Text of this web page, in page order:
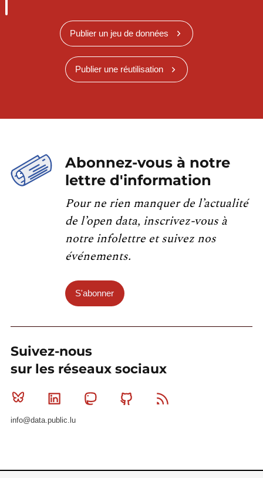
Publier un jeu de données
Publier une réutilisation
Abonnez-vous à notre
lettre d'information
Pour ne rien manquer de l’actualité
de l’open data, inscrivez-vous à
notre infolettre et suivez nos
événements.
S'abonner
Suivez-nous
sur les réseaux sociaux
Bluesky Linkedin MastodonGithub
info@data.public.lu